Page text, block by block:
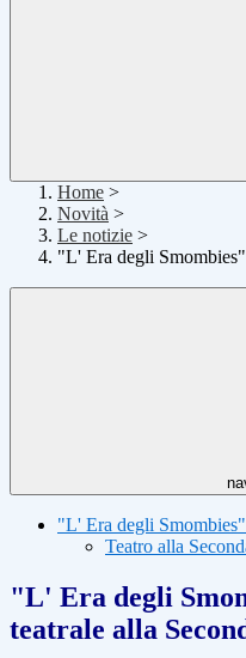
Home >
Novità >
Le notizie >
"L' Era degli
"L' Era degli
Teatro alla
"L' Era degli
teatrale alla